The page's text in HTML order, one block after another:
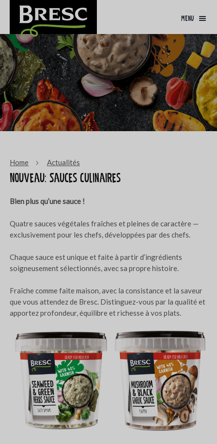
menu
Home Actualités
Nouveau: Sauces Culinaires
Bien plus qu’une sauce !
Quatre sauces végétales fraîches et pleines de caractère —
exclusivement pour les chefs, développées par des chefs.
Chaque sauce est unique et faite à partir d’ingrédients
soigneusement sélectionnés, avec sa propre histoire.
Fraîche comme faite maison, avec la consistance et la saveur
que vous attendez de Bresc. Distinguez-vous par la qualité et
apportez profondeur, équilibre et richesse à vos plats.